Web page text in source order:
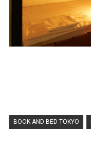
BOOK AND BED TOKYO